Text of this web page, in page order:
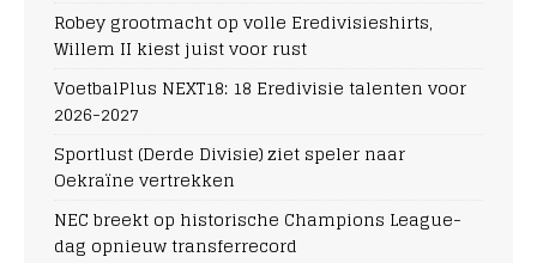
Robey grootmacht op volle Eredivisieshirts,
Willem II kiest juist voor rust
VoetbalPlus NEXT18: 18 Eredivisie talenten voor
2026-2027
Sportlust (Derde Divisie) ziet speler naar
Oekraïne vertrekken
NEC breekt op historische Champions League-
dag opnieuw transferrecord